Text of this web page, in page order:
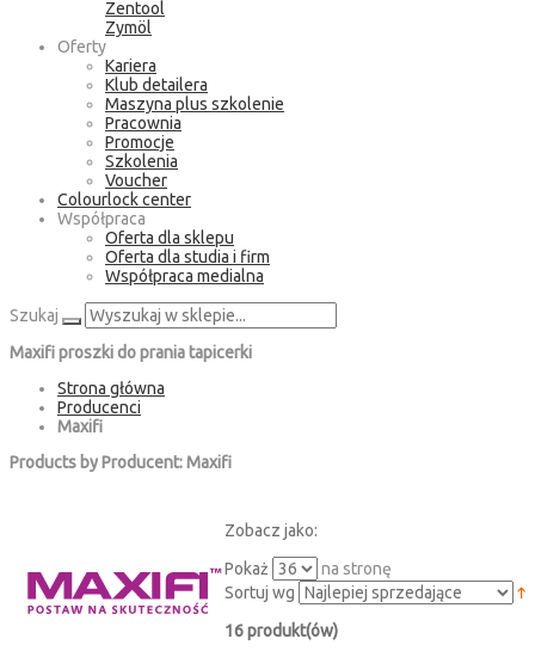
Zentool
Zymöl
Oferty
Kariera
Klub detailera
Maszyna plus szkolenie
Pracownia
Promocje
Szkolenia
Voucher
Colourlock center
Współpraca
Oferta dla sklepu
Oferta dla studia i firm
Współpraca medialna
Szukaj
Maxifi proszki do prania tapicerki
Strona główna
Producenci
Maxifi
Products by Producent: Maxifi
Zobacz jako:
Pokaż
na stronę
Sortuj wg
16 produkt(ów)